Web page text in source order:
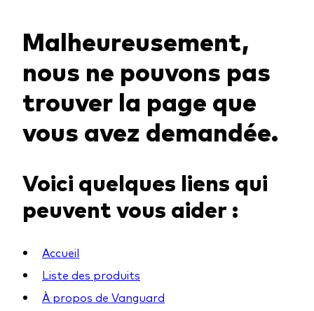
Voir les produits par type
Actions
ETFs
Fonds commun de placement
Gestion passive
Marché monétaire
Événements et webinaires
Analyse de l'exposition aux indices
Malheureusement,
nous ne pouvons pas
trouver la page que
vous avez demandée.
Voici quelques liens qui
peuvent vous aider :
Accueil
Liste des produits
À propos de Vanguard